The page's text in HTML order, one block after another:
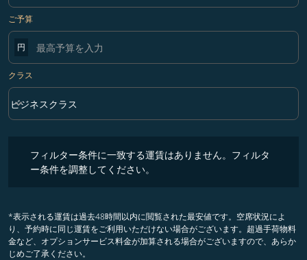
ご予算
円
クラス
クラス option ビジネスクラス Selected
ビジネスクラス
keyboard_arrow_down
フィルター条件に一致する運賃はありません。フィルタ
ー条件を調整してください。
*表示される運賃は過去48時間以内に閲覧された最安値です。空席状況によ
り、予約時に同じ運賃をご利用いただけない場合がございます。超過手荷物料
金など、オプションサービス料金が加算される場合がございますので、あらか
じめご了承ください。